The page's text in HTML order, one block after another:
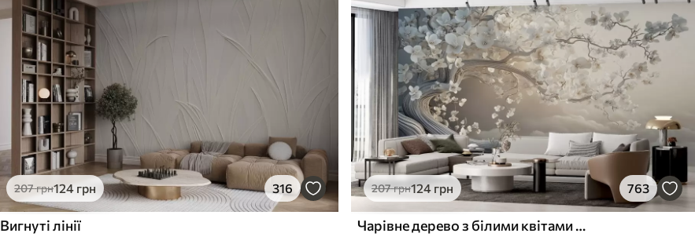
207грн124 грн 316
Вигнуті лінії
207грн124 грн 763
Чарівне дерево з білими квітами на тлі хмар в цікавому стилі в ніжних теплих тонах